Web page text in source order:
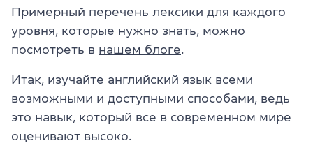
Примерный перечень лексики для каждого
уровня, которые нужно знать, можно
посмотреть в нашем блоге.
Итак, изучайте английский язык всеми
возможными и доступными способами, ведь
это навык, который все в современном мире
оценивают высоко.